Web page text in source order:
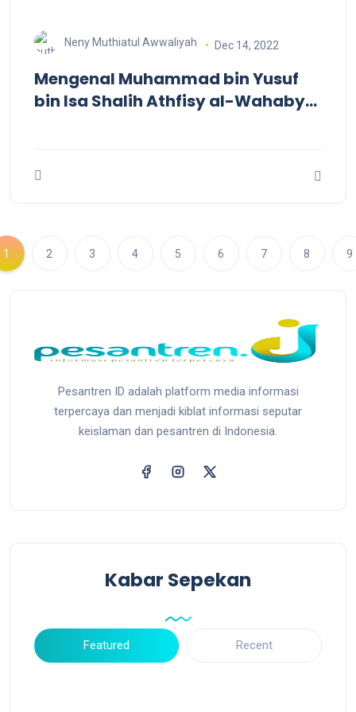
Neny Muthiatul Awwaliyah Dec 14, 2022
Mengenal Muhammad bin Yusuf
bin Isa Shalih Athfisy al-Wahaby
1 2 3 4 5 6 7 8 9
Pesantren ID adalah platform media informasi
terpercaya dan menjadi kiblat informasi seputar
keislaman dan pesantren di Indonesia.
Kabar Sepekan
Featured Recent